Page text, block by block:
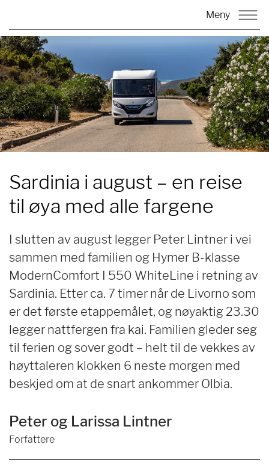
Meny
Sardinia i august – en reise
til øya med alle fargene
I slutten av august legger Peter Lintner i vei
sammen med familien og Hymer B-klasse
ModernComfort I 550 WhiteLine i retning av
Sardinia. Etter ca. 7 timer når de Livorno som
er det første etappemålet, og nøyaktig 23.30
legger nattfergen fra kai. Familien gleder seg
til ferien og sover godt – helt til de vekkes av
høyttaleren klokken 6 neste morgen med
beskjed om at de snart ankommer Olbia.
Peter og Larissa Lintner
Forfattere